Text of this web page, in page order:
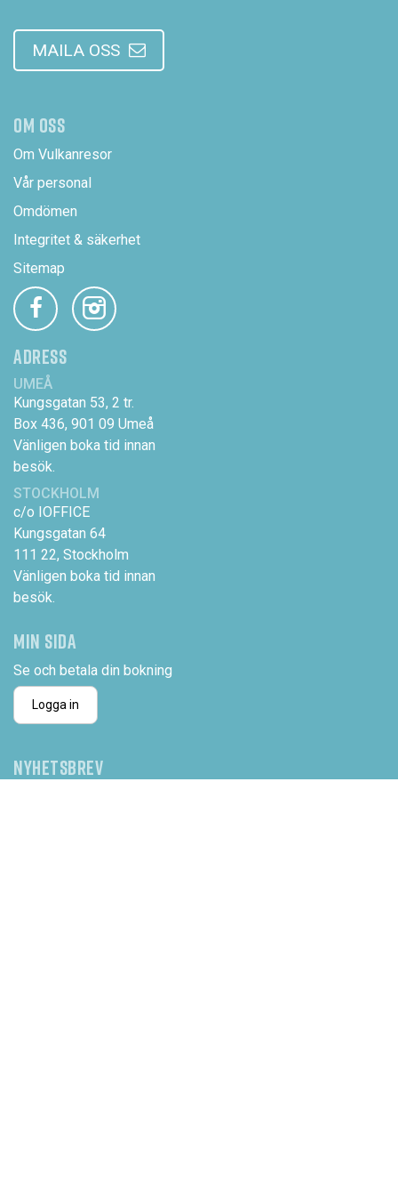
MAILA OSS
OM OSS
Om Vulkanresor
Vår personal
Omdömen
Integritet & säkerhet
Sitemap
ADRESS
UMEÅ
Kungsgatan 53, 2 tr.
Box 436, 901 09 Umeå
Vänligen boka tid innan
besök.
STOCKHOLM
c/o IOFFICE
Kungsgatan 64
111 22, Stockholm
Vänligen boka tid innan
besök.
MIN SIDA
Se och betala din bokning
Logga in
NYHETSBREV